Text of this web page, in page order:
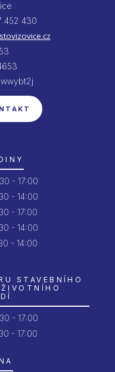
452 430
- 17:00
- 14:00
- 17:00
- 14:00
- 14:00
STAVEBNÍHO
- 17:00
- 17:00